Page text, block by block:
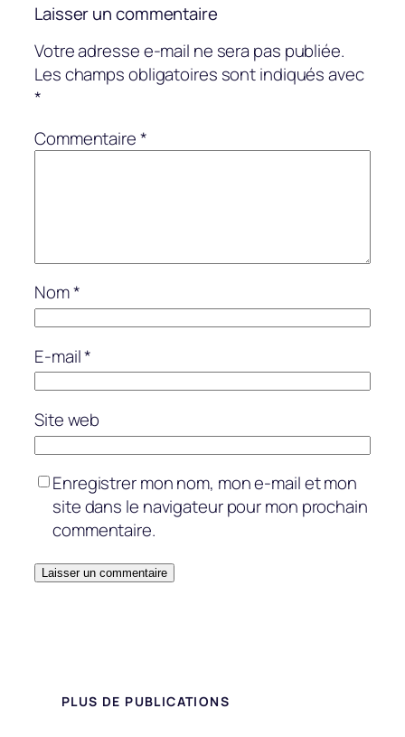
Laisser un commentaire
Votre adresse e-mail ne sera pas publiée.
Les champs obligatoires sont indiqués avec
*
Commentaire*
Nom*
E-mail*
Site web
Enregistrer mon nom, mon e-mail et mon
site dans le navigateur pour mon prochain
commentaire.
PLUS DE PUBLICATIONS